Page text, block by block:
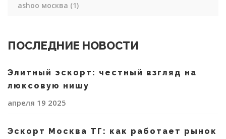
ashoo москва (1)
ПОСЛЕДНИЕ НОВОСТИ
Элитный эскорт: честный взгляд на
люксовую нишу
апреля 19 2025
Эскорт Москва ТГ: как работает рынок